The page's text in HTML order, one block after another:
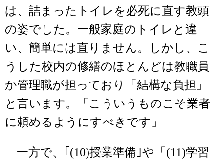
は、詰まったトイレを必死に直す教頭
の姿でした。一般家庭のトイレと違
い、簡単には直りません。しかし、こ
うした校内の修繕のほとんどは教職員
か管理職が担っており「結構な負担」
と言います。「こういうものこそ業者
に頼めるようにすべきです」
一方で、｢(10)授業準備｣や「(11)学習